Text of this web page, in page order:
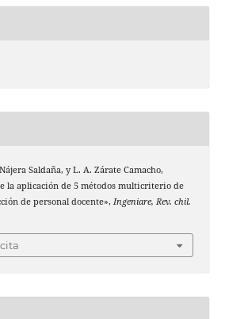
Saldaña, y L. A. Zárate Camacho,
la aplicación de 5 métodos multicriterio de
de personal docente», Ingeniare, Rev. chil.